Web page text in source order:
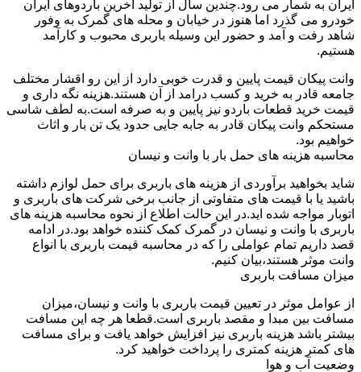
ایران به شمار می رود.چندین سال از تولید آخرین باردوهای ایران
خودرو می گذرد اما هنوز در خیابان و محله های گمرک به وفور
شاهد رفت و آمد و حضور این وسیله باربری محبوب و کارآمد
هستیم.
وانت پیکان قیمت پایین و قدرت خوبی دارد از این رو اقشار مختلف
جامعه قادر به خرید و کسب درامد از آن هستند.هزینه نگه داری و
قیمت خرید قطعات باردو نیز پایین و به صرفه است.به لطف شاسی
مستحکم وانت پیکان قادر به جابه جایی حدود یک تن بار و اثاث
خواهیم بود.
محاسبه هزینه های حمل بار با وانت و نیسان
شاید بخواهید برآوردی از هزینه های باربری برای حمل لوازم داشته
باشید یا با قیمت های متفاوتی از جانب برخی شرکت های باربری و
اتوبار مواجه شده اید.در این حالت اطلاع از نحوه محاسبه هزینه های
باربری با وانت و نیسان در گمرک کمک کننده خواهد بود.در ادامه
قصد داریم تمام عواملی را که در محاسبه قیمت باربری با انواع
وانت موثر هستند،بیان کنیم.
میزان مسافت باربری
از عوامل موثر در تعیین قیمت باربری با وانت و نیسان،میزان
مسافت بین مبدا و مقصد باربری است.قطعا هر چه این مسافت
بیشتر باشد هزینه باربری نیز افزایش خواهد یافت و برای مسافت
های کمتر هزینه کمتری را پرداخت خواهید کرد.
وضعیت آب و هوا